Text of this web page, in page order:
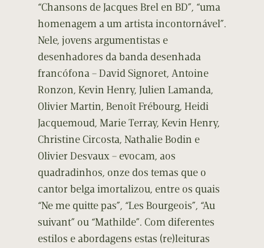
“Chansons de Jacques Brel en BD”, “uma
homenagem a um artista incontornável”.
Nele, jovens argumentistas e
desenhadores da banda desenhada
francófona – David Signoret, Antoine
Ronzon, Kevin Henry, Julien Lamanda,
Olivier Martin, Benoît Frébourg, Heidi
Jacquemoud, Marie Terray, Kevin Henry,
Christine Circosta, Nathalie Bodin e
Olivier Desvaux – evocam, aos
quadradinhos, onze dos temas que o
cantor belga imortalizou, entre os quais
“Ne me quitte pas”, “Les Bourgeois”, “Au
suivant” ou “Mathilde”. Com diferentes
estilos e abordagens estas (re)leituras